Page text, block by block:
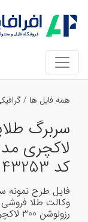
همه فایل ها /
سربرگ
کد 43253
فایل طرح نمونه
رزولوشن 300 لاکچری خاص لوکس زیبا مدرن